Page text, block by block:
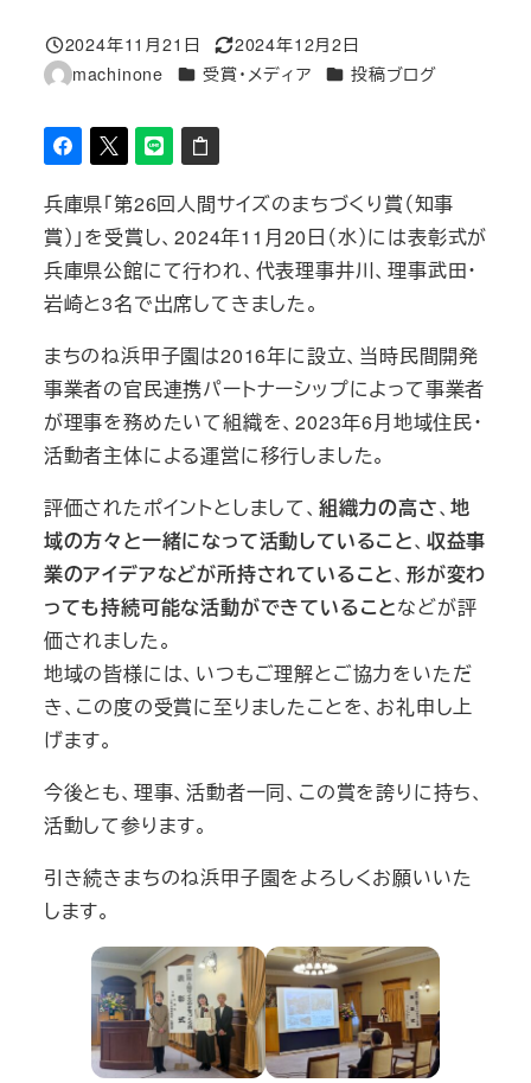
投稿日
2024年11月21日
更新日
2024年12月2日
著
machinone カテゴリー
受賞・メディア カテゴリー
投稿ブログ
兵庫県「第26回人間サイズのまちづくり賞（知事
賞）」を受賞し、2024年11月20日（水）には表彰式が
兵庫県公館にて行われ、代表理事井川、理事武田・
岩崎と3名で出席してきました。
まちのね浜甲子園は2016年に設立、当時民間開発
事業者の官民連携パートナーシップによって事業者
が理事を務めたいて組織を、2023年6月地域住民・
活動者主体による運営に移行しました。
評価されたポイントとしまして、 組織力の高さ、地
域の方々と一緒になって活動していること、 収益事
業のアイデアなどが所持されていること、形が変わ
っても持続可能な活動ができていることなどが評
価されました。
地域の皆様には、いつもご理解とご協力をいただ
き、この度の受賞に至りましたことを、お礼申し上
げます。
今後とも、理事、活動者一同、この賞を誇りに持ち、
活動して参ります。
引き続きまちのね浜甲子園をよろしくお願いいた
します。